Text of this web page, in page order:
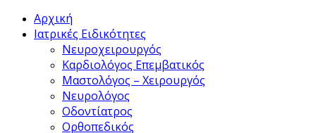
Αρχική
Ιατρικές Ειδικότητες
Νευροχειρουργός
Καρδιολόγος Επεμβατικός
Μαστολόγος – Χειρουργός
Νευρολόγος
Οδοντίατρος
Ορθοπεδικός